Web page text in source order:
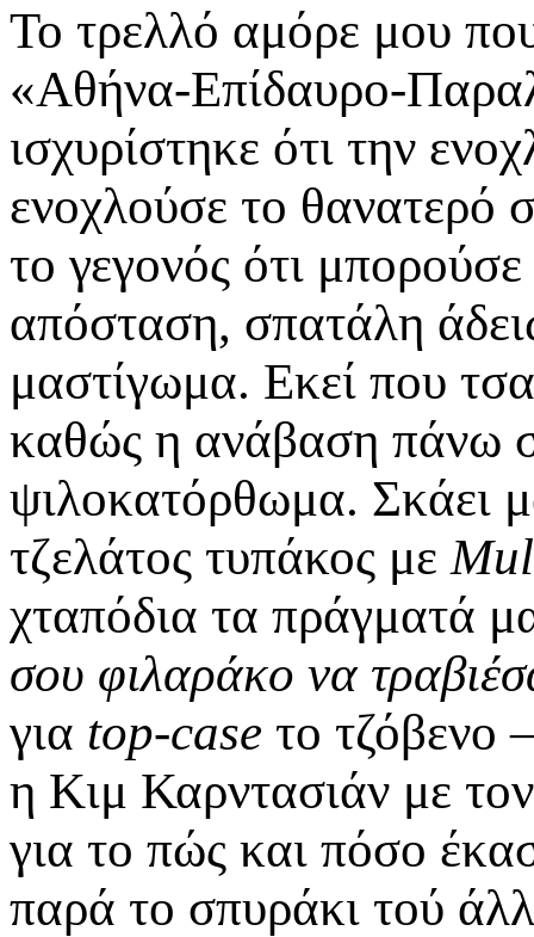
Το τρελλό αμόρε μου
«Αθήνα-Επίδαυρο-
ισχυρίστηκε ότι την
ενοχλούσε το θανατερό
το γεγονός ότι
απόσταση, σπατάλη
μαστίγωμα. Εκεί που
καθώς η ανάβαση πάνω
ψιλοκατόρθωμα. Σκάει
τζελάτος τυπάκος με
χταπόδια τα πράγματά
σου φιλαράκο να
για top-case το τζόβενο
η Κιμ Καρντασιάν με
για το πώς και πόσο
παρά το σπυράκι τού